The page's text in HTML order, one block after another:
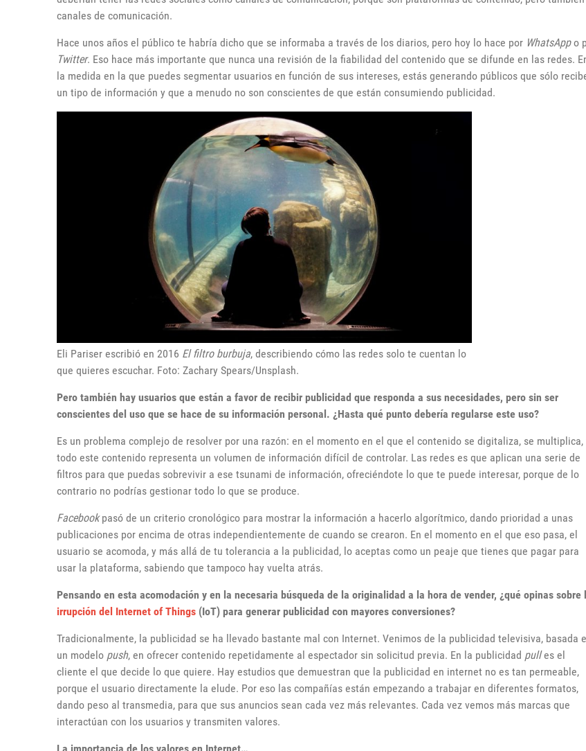
canales de comunicación.
Hace unos años el público te habría dicho que se informaba a través de los diarios, pero hoy lo hace por WhatsAppo
Twitter. Eso hace más importante que nunca una revisión de la fiabilidad del contenido que se difunde en las redes.
la medida en la que puedes segmentar usuarios en función de sus intereses, estás generando públicos que sólo
un tipo de información y que a menudo no son conscientes de que están consumiendo publicidad.
Eli Pariser escribió en 2016 El filtro burbuja, describiendo cómo las redes solo te cuentan lo
que quieres escuchar. Foto: Zachary Spears/Unsplash.
Pero también hay usuarios que están a favor de recibir publicidad que responda a sus necesidades, pero sin ser
conscientes del uso que se hace de su información personal. ¿Hasta qué punto debería regularse este uso?
Es un problema complejo de resolver por una razón: en el momento en el que el contenido se digitaliza, se multiplica,
todo este contenido representa un volumen de información difícil de controlar. Las redes es que aplican una serie de
filtros para que puedas sobrevivir a ese tsunami de información, ofreciéndote lo que te puede interesar, porque de lo
contrario no podrías gestionar todo lo que se produce.
Facebookpasó de un criterio cronológico para mostrar la información a hacerlo algorítmico, dando prioridad a unas
publicaciones por encima de otras independientemente de cuando se crearon. En el momento en el que eso pasa, el
usuario se acomoda, y más allá de tu tolerancia a la publicidad, lo aceptas como un peaje que tienes que pagar para
usar la plataforma, sabiendo que tampoco hay vuelta atrás.
Pensando en esta acomodación y en la necesaria búsqueda de la originalidad a la hora de vender, ¿qué opinas sobre
irrupción del Internet of Things (IoT) para generar publicidad con mayores conversiones?
Tradicionalmente, la publicidad se ha llevado bastante mal con Internet. Venimos de la publicidad televisiva, basada
un modelo push, en ofrecer contenido repetidamente al espectador sin solicitud previa. En la publicidad pulles el
cliente el que decide lo que quiere. Hay estudios que demuestran que la publicidad en internet no es tan permeable,
porque el usuario directamente la elude. Por eso las compañías están empezando a trabajar en diferentes formatos,
dando peso al transmedia, para que sus anuncios sean cada vez más relevantes. Cada vez vemos más marcas que
interactúan con los usuarios y transmiten valores.